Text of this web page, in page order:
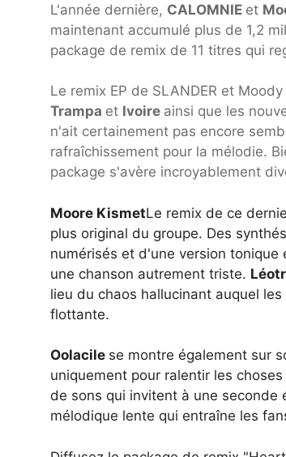
L'année dernière, CALOMNIE et
maintenant accumulé plus de 1,2
package de remix de 11 titres qui
Le remix EP de SLANDER et
Trampa et Ivoire ainsi que les
n'ait certainement pas encore
rafraîchissement pour la mélodie.
package s'avère incroyablement
Moore KismetLe remix de ce
plus original du groupe. Des
numérisés et d'une version tonique
une chanson autrement triste.
lieu du chaos hallucinant auquel
flottante.
Oolacile se montre également sur
uniquement pour ralentir les
de sons qui invitent à une seconde
mélodique lente qui entraîne les